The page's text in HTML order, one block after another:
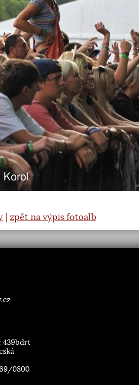
|zpět na výpis fotoalb
439bdrt
Křenová
796)